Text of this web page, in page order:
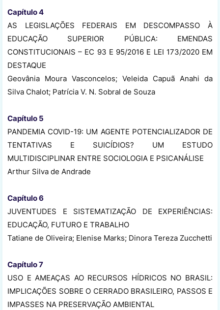
Capítulo 4
AS LEGISLAÇÕES FEDERAIS EM DESCOMPASSO À
EDUCAÇÃO SUPERIOR PÚBLICA: EMENDAS
CONSTITUCIONAIS – EC 93 E 95/2016 E LEI 173/2020 EM
DESTAQUE
Geovânia Moura Vasconcelos; Veleida Capuã Anahi da
Silva Chalot; Patrícia V. N. Sobral de Souza
Capítulo 5
PANDEMIA COVID-19: UM AGENTE POTENCIALIZADOR DE
TENTATIVAS E SUICÍDIOS? UM ESTUDO
MULTIDISCIPLINAR ENTRE SOCIOLOGIA E PSICANÁLISE
Arthur Silva de Andrade
Capítulo 6
JUVENTUDES E SISTEMATIZAÇÃO DE EXPERIÊNCIAS:
EDUCAÇÃO, FUTURO E TRABALHO
Tatiane de Oliveira; Elenise Marks; Dinora Tereza Zucchetti
Capítulo 7
USO E AMEAÇAS AO RECURSOS HÍDRICOS NO BRASIL:
IMPLICAÇÕES SOBRE O CERRADO BRASILEIRO, PASSOS E
IMPASSES NA PRESERVAÇÃO AMBIENTAL